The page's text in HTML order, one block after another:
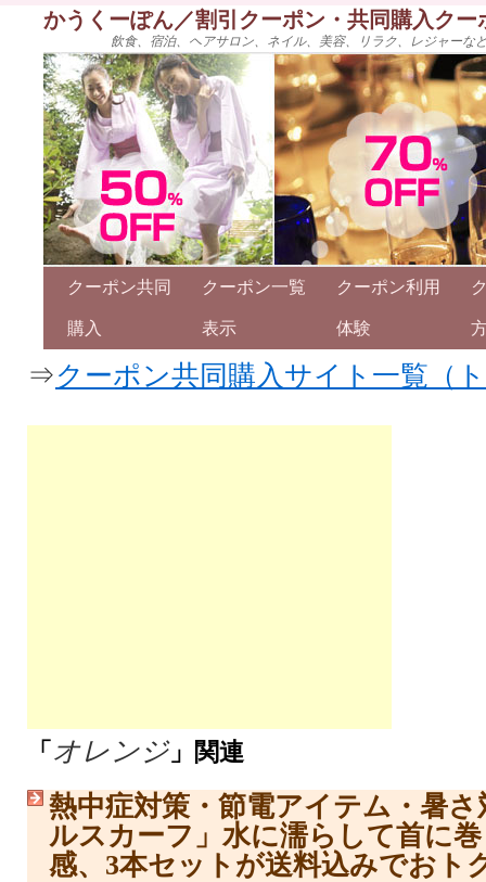
かうくーぽん／割引クーポン・共同購入ク
飲食、宿泊、ヘアサロン、ネイル、美容、リラク、レジャー
クーポン共同
購入
クーポン一覧
表示
クーポン利用
体験
⇒クーポン共同購入サイト一覧（
「 オレンジ」関連
熱中症対策・節電アイテム・暑
ルスカーフ」水に濡らして首に
感、3本セットが送料込みでおト